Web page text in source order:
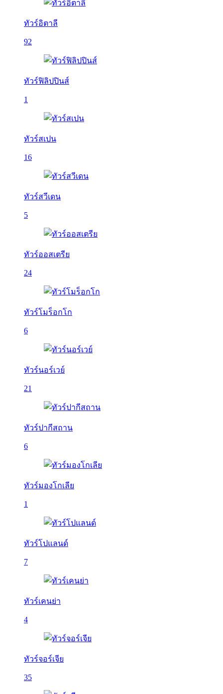
ทัวร์อิตาลี
92
ทัวร์ฟิลิปปินส์
1
ทัวร์สเปน
16
ทัวร์สวีเดน
5
ทัวร์ออสเตรีย
24
ทัวร์โมร็อกโก
6
ทัวร์นอร์เวย์
21
ทัวร์ปากีสถาน
6
ทัวร์มองโกเลีย
1
ทัวร์โปแลนด์
7
ทัวร์เคนย่า
4
ทัวร์จอร์เจีย
35